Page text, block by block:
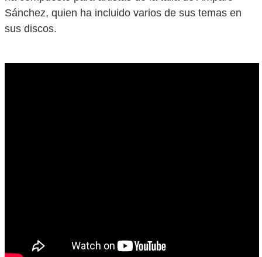
Sánchez, quien ha incluido varios de sus temas en
sus discos.